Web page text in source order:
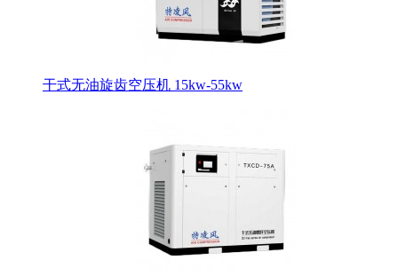
干式无油旋齿空压机 15kw-55kw